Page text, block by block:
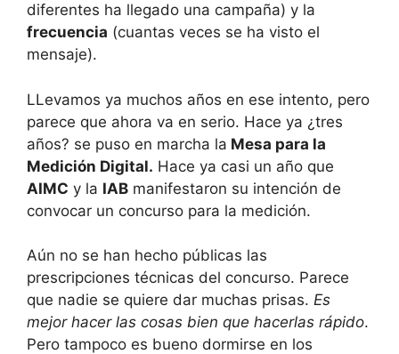
diferentes ha llegado una campaña) y la
frecuencia (cuantas veces se ha visto el
mensaje).
LLevamos ya muchos años en ese intento, pero
parece que ahora va en serio. Hace ya ¿tres
años? se puso en marcha la Mesa para la
Medición Digital. Hace ya casi un año que
AIMC y la IAB manifestaron su intención de
convocar un concurso para la medición.
Aún no se han hecho públicas las
prescripciones técnicas del concurso. Parece
que nadie se quiere dar muchas prisas. Es
mejor hacer las cosas bien que hacerlas rápido.
Pero tampoco es bueno dormirse en los